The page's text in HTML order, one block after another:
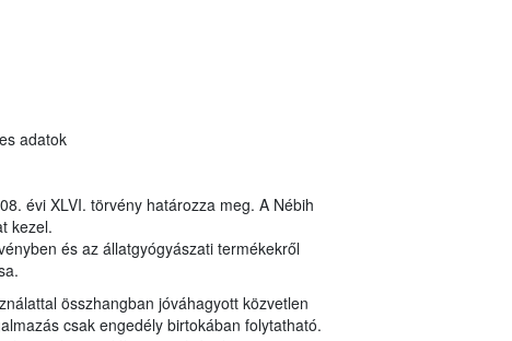
adatok
évi XLVI. törvény határozza meg. A Nébih
kezel.
és az állatgyógyászati termékekről
összhangban jóváhagyott közvetlen
csak engedély birtokában folytatható.